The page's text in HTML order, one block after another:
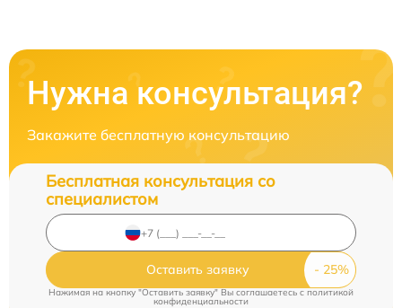
Нужна консультация?
Закажите бесплатную консультацию
Бесплатная консультация со
специалистом
Оставить заявку
Нажимая на кнопку "Оставить заявку" Вы соглашаетесь cполитикой
конфиденциальности